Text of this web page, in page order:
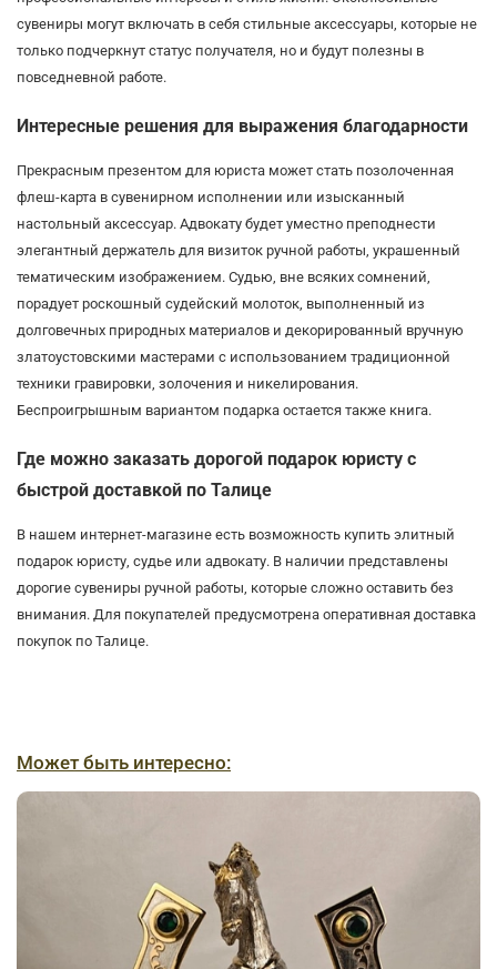
сувениры могут включать в себя стильные аксессуары, которые не
только подчеркнут статус получателя, но и будут полезны в
повседневной работе.
Интересные решения для выражения благодарности
Прекрасным презентом для юриста может стать позолоченная
флеш-карта в сувенирном исполнении или изысканный
настольный аксессуар. Адвокату будет уместно преподнести
элегантный держатель для визиток ручной работы, украшенный
тематическим изображением. Судью, вне всяких сомнений,
порадует роскошный судейский молоток, выполненный из
долговечных природных материалов и декорированный вручную
златоустовскими мастерами с использованием традиционной
техники гравировки, золочения и никелирования.
Беспроигрышным вариантом подарка остается также книга.
Где можно заказать дорогой подарок юристу с
быстрой доставкой по Талице
В нашем интернет-магазине есть возможность купить элитный
подарок юристу, судье или адвокату. В наличии представлены
дорогие сувениры ручной работы, которые сложно оставить без
внимания. Для покупателей предусмотрена оперативная доставка
покупок по Талице.
Может быть интересно: